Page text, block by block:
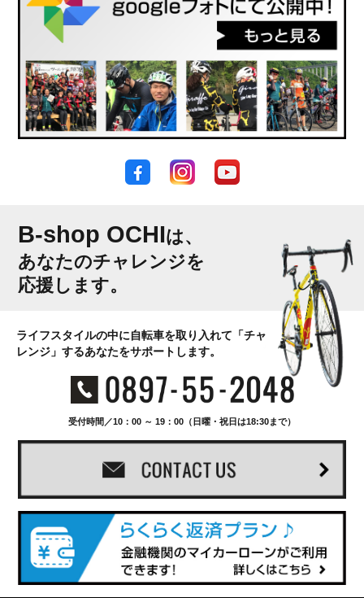
B-shop OCHIは、
あなたのチャレンジを
応援します。
ライフスタイルの中に自転車を取り入れて「チャ
レンジ」するあなたをサポートします。
受付時間／10：00 ～ 19：00（日曜・祝日は18:30まで）